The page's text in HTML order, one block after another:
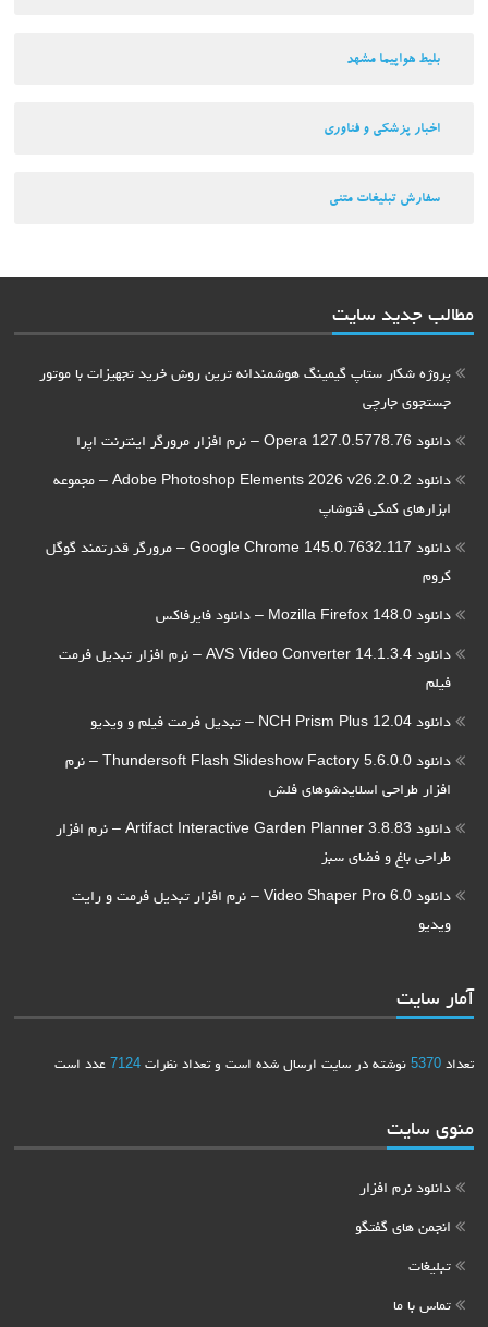
بلیط هواپیما مشهد
اخبار پزشکی و فناوری
سفارش تبلیغات متنی
مطالب جدید سایت
پروژه شکار ستاپ گیمینگ هوشمندانه ترین روش خرید تجهیزات با موتور
جستجوی جارچی
دانلود Opera 127.0.5778.76 – نرم افزار مرورگر اینترنت اپرا
دانلود Adobe Photoshop Elements 2026 v26.2.0.2 – مجموعه
ابزارهای کمکی فتوشاپ
دانلود Google Chrome 145.0.7632.117 – مرورگر قدرتمند گوگل
کروم
دانلود Mozilla Firefox 148.0 – دانلود فایرفاکس
دانلود AVS Video Converter 14.1.3.4 – نرم افزار تبدیل فرمت
فیلم
دانلود NCH Prism Plus 12.04 – تبدیل فرمت فیلم و ویدیو
دانلود Thundersoft Flash Slideshow Factory 5.6.0.0 – نرم
افزار طراحی اسلایدشوهای فلش
دانلود Artifact Interactive Garden Planner 3.8.83 – نرم افزار
طراحی باغ و فضای سبز
دانلود Video Shaper Pro 6.0 – نرم افزار تبدیل فرمت و رایت
ویدیو
آمار سایت
تعداد5370 نوشته در سایت ارسال شده است و تعداد نظرات7124 عدد است
منوی سایت
دانلود نرم افزار
انجمن های گفتگو
تبلیغات
تماس با ما